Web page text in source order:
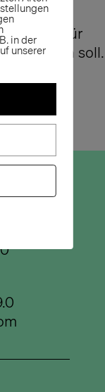
als
Vorbild für
werden soll.
in der
unserer